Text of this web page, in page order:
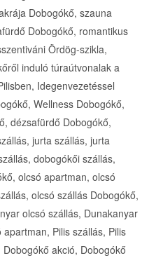
Dobogókő, szauna
Dobogókő, romantikus
Ördög-szikla,
induló túraútvonalak a
Idegenvezetéssel
Wellness Dobogókő,
dézsafürdő Dobogókő,
jurta szállás, jurta
dobogókői szállás,
olcsó apartman, olcsó
olcsó szállás Dobogókő,
olcsó szállás, Dunakanyar
Pilis szállás, Pilis
akció, Dobogókő